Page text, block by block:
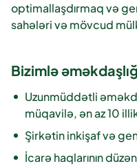
optimallaşdırmaq və
sahələri və mövcud
Bizimlə
Uzunmüddətli
müqavilə, ən az 10
Şirkətin inkişaf və
İcarə haqlarının